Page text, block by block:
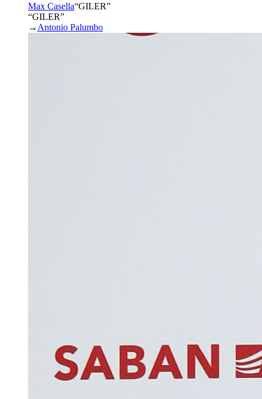
Max Casella“GILER”
“GILER”
→ Antonio Palumbo